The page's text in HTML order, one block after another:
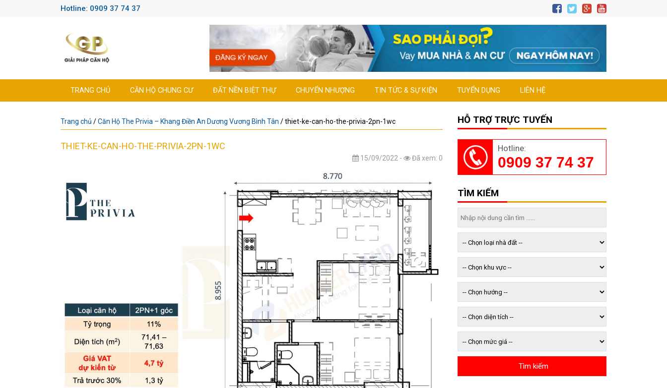
Hotline: 0909 37 74 37
TRANG CHỦ CĂN HỘ CHUNG CƯ ĐẤT NỀN BIỆT THỰ CHUYỂN NHƯỢNG TIN TỨC & SỰ KIỆN TUYỂN DỤNG LIÊN HỆ
Trang chủ /Căn Hộ The Privia – Khang Điền An Dương Vương Bình Tân /thiet-ke-can-ho-the-privia-2pn-1wc
THIET-KE-CAN-HO-THE-PRIVIA-2PN-1WC
15/09/2022 - Đã xem: 0
HỖ TRỢ TRỰC TUYẾN
Hotline:
0909 37 74 37
TÌM KIẾM